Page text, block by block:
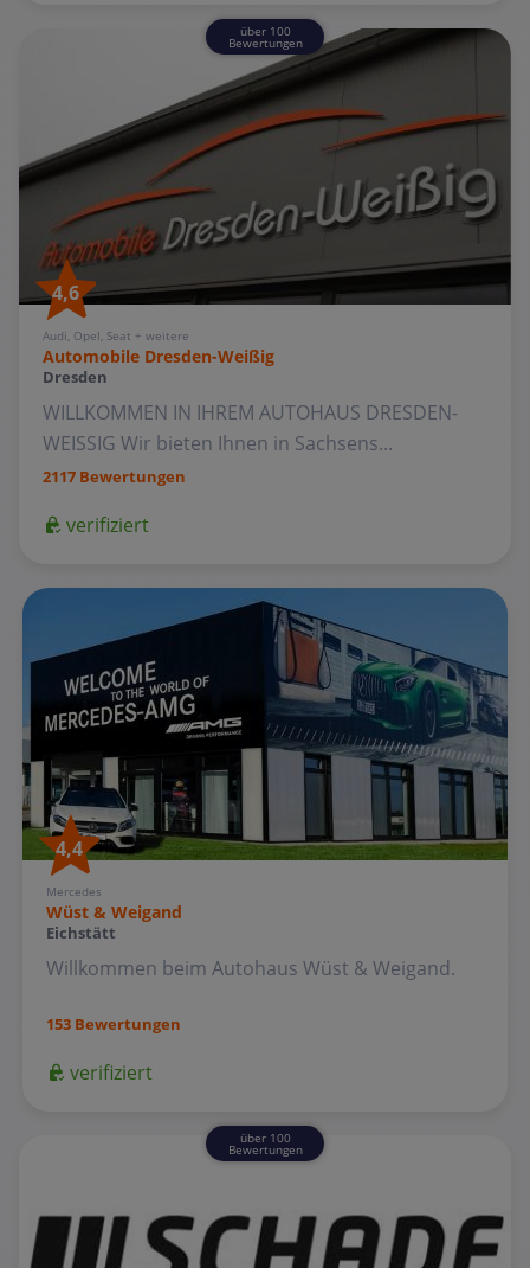
über 100
Bewertungen
4,6
Audi, Opel, Seat + weitere
Automobile Dresden-Weißig
Dresden
WILLKOMMEN IN IHREM AUTOHAUS DRESDEN-
WEISSIG Wir bieten Ihnen in Sachsens...
2117 Bewertungen
verifiziert
4,4
Mercedes
Wüst & Weigand
Eichstätt
Willkommen beim Autohaus Wüst & Weigand.
153 Bewertungen
verifiziert
über 100
Bewertungen